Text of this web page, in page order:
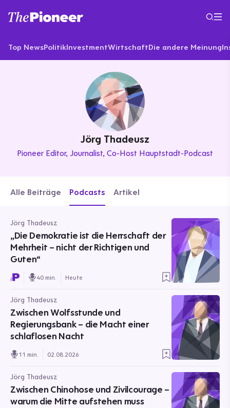
Top NewsPolitikInvestmentWirtschaftDie andere Meinung
Jörg Thadeusz
Pioneer Editor Journalist, Co-Host Hauptstadt-Podcast
Alle Beiträge Podcasts Artikel
Jörg Thadeusz
„Die Demokratie ist die Herrschaft der
Mehrheit – nicht der Richtigen und
Guten“
40 min. Heute
Jörg Thadeusz
Zwischen Wolfsstunde und
Regierungsbank – die Macht einer
schlaflosen Nacht
11 min. 02.08.2026
Jörg Thadeusz
Zwischen Chinohose und Zivilcourage –
warum die Mitte aufstehen muss